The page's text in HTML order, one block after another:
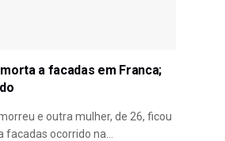
a facadas em Franca;
e outra mulher, de 26, ficou
ocorrido na...